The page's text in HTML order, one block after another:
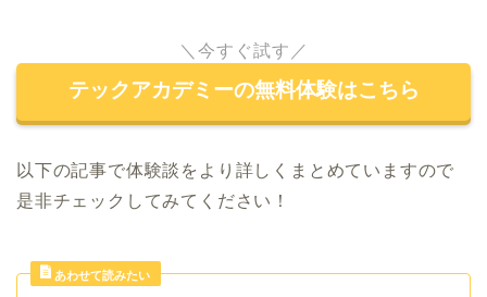
＼今すぐ試す／
テックアカデミーの無料体験はこちら
以下の記事で体験談をより詳しくまとめていますので
是非チェックしてみてください！